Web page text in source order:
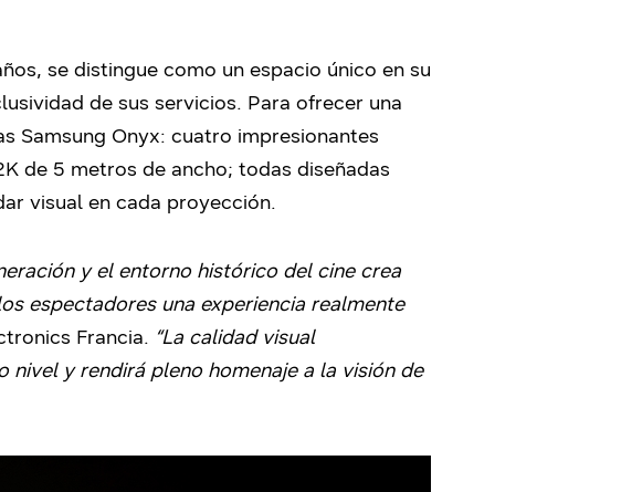
se distingue como un espacio único en su
de sus servicios. Para ofrecer una
Samsung Onyx: cuatro impresionantes
de 5 metros de ancho; todas diseñadas
visual en cada proyección.
y el entorno histórico del cine crea
espectadores una experiencia realmente
Francia. “La calidad visual
y rendirá pleno homenaje a la visión de